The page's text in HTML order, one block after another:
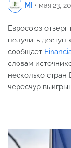
MI • мая 23,
Евросоюз отверг
получить доступ
сообщает
словам
несколько
чересчур